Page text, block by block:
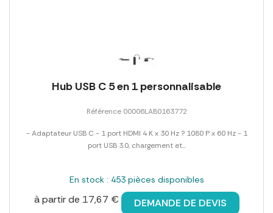
Hub USB C 5 en 1 personnalisable
Référence 00006LAB0163772
- Adaptateur USB C - 1 port HDMI 4 K x 30 Hz ? 1080 P x 60 Hz - 1
port USB 3.0, chargement et...
En stock : 453 pièces disponibles
à partir de 17,67 € DEMANDE DE DEVIS